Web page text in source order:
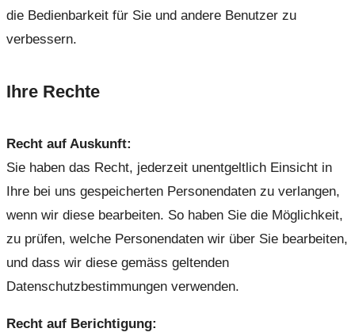
die Bedienbarkeit für Sie und andere Benutzer zu
verbessern.
Ihre Rechte
Recht auf Auskunft:
Sie haben das Recht, jederzeit unentgeltlich Einsicht in
Ihre bei uns gespeicherten Personendaten zu verlangen,
wenn wir diese bearbeiten. So haben Sie die Möglichkeit,
zu prüfen, welche Personendaten wir über Sie bearbeiten,
und dass wir diese gemäss geltenden
Datenschutzbestimmungen verwenden.
Recht auf Berichtigung: